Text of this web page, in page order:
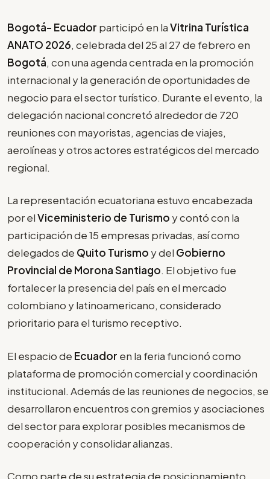
Bogotá- Ecuador participó en laVitrina Turística
ANATO 2026, celebrada del 25 al 27 de febrero en
Bogotá, con una agenda centrada en la promoción
internacional y la generación de oportunidades de
negocio para el sector turístico. Durante el evento, la
delegación nacional concretó alrededor de 720
reuniones con mayoristas, agencias de viajes,
aerolíneas y otros actores estratégicos del mercado
regional.
La representación ecuatoriana estuvo encabezada
por elViceministerio de Turismo y contó con la
participación de 15 empresas privadas, así como
delegados de Quito Turismo y del Gobierno
Provincial de Morona Santiago. El objetivo fue
fortalecer la presencia del país en el mercado
colombiano y latinoamericano, considerado
prioritario para el turismo receptivo.
El espacio de Ecuador en la feria funcionó como
plataforma de promoción comercial y coordinación
institucional. Además de las reuniones de negocios, se
desarrollaron encuentros con gremios y asociaciones
del sector para explorar posibles mecanismos de
cooperación y consolidar alianzas.
Como parte de su estrategia de posicionamiento,